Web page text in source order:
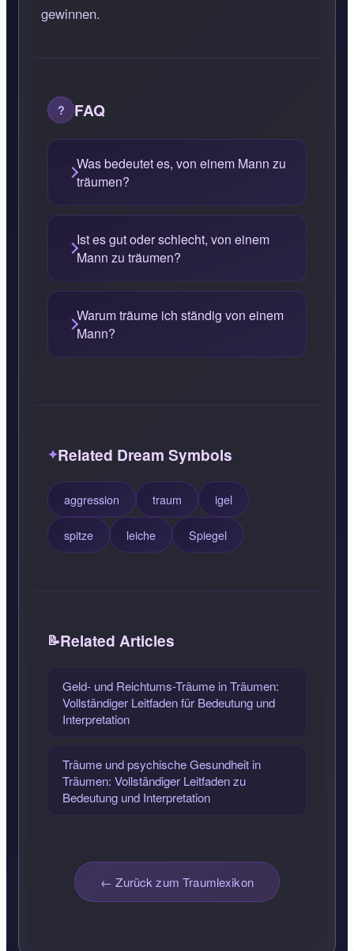
gewinnen.
FAQ
Was bedeutet es, von einem Mann zu
träumen?
Ist es gut oder schlecht, von einem
Mann zu träumen?
Warum träume ich ständig von einem
Mann?
Related Dream Symbols
aggression traum igel
spitze leiche Spiegel
Related Articles
Geld- und Reichtums-Träume in Träumen:
Vollständiger Leitfaden für Bedeutung und
Interpretation
Träume und psychische Gesundheit in
Träumen: Vollständiger Leitfaden zu
Bedeutung und Interpretation
← Zurück zum Traumlexikon